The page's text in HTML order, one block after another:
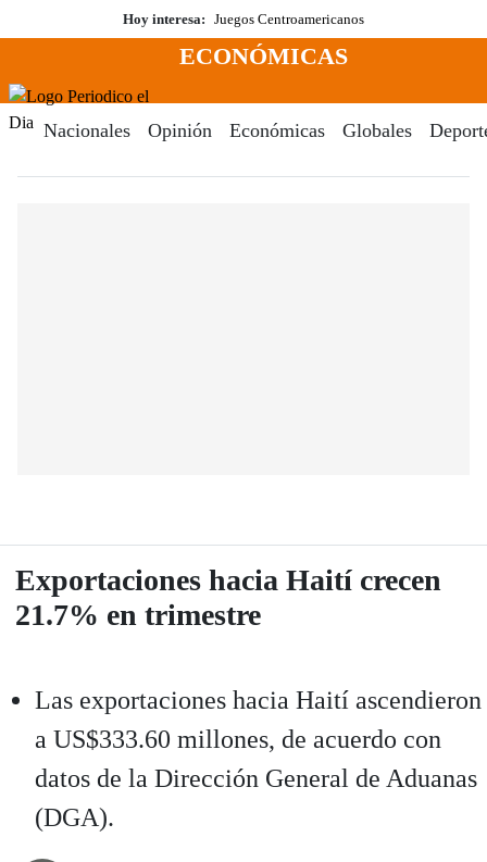
al
Hoy interesa: Juegos Centroamericanos
Menú
ECONÓMICAS
Nacionales Opinión Económicas Globales
Exportaciones hacia Haití crecen
21.7% en trimestre
Las exportaciones hacia Haití ascendieron
a US$333.60 millones, de acuerdo con
datos de la Dirección General de Aduanas
(DGA).